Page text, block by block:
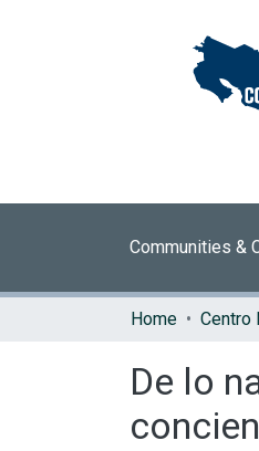
Communities &
Home
De lo